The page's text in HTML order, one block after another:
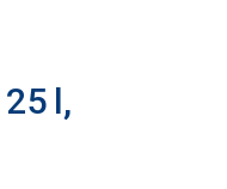
l,